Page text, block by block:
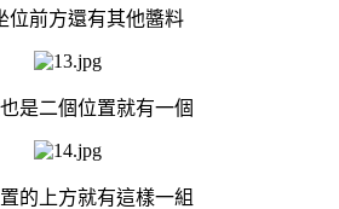
位前方還有其他醬料
是二個位置就有一個
的上方就有這樣一組